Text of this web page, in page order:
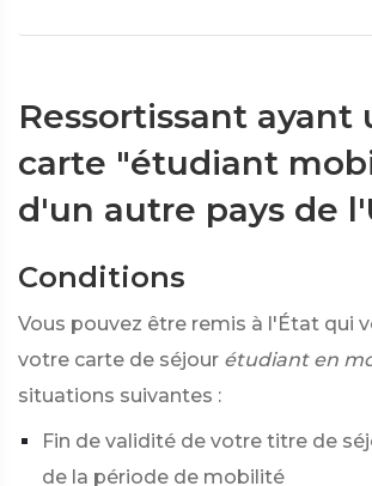
Ressortissant ayant
carte "étudiant
d'un autre pays de
Conditions
Vous pouvez être remis à l'État qui
votre carte de séjour étudiant en
situations suivantes :
Fin de validité de votre titre de
de la période de mobilité